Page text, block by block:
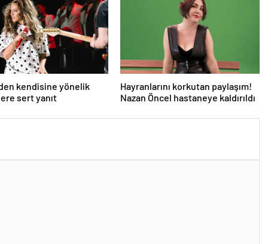
kendisine yönelik
sert yanıt
Hayranlarını korkutan paylaşım!
Nazan Öncel hastaneye kaldırıldı